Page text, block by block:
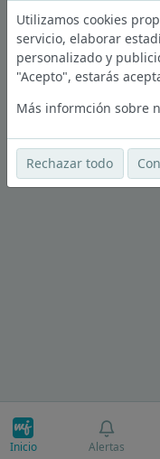
Inicio Alertas
Utilizamos cookies
servicio, elaborar
personalizado y
"Acepto", estarás
Más informción sobre
Rechazar todo